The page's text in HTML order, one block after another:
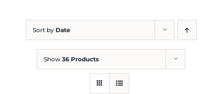
Sort by Date
Show 36 Products